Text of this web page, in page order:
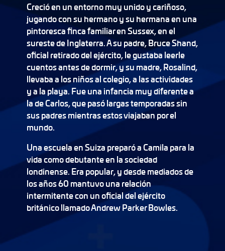
Creció en un entorno muy unido y cariñoso,
jugando con su hermano y su hermana en una
pintoresca finca familiar en Sussex, en el
sureste de Inglaterra. A su padre, Bruce Shand,
oficial retirado del ejército, le gustaba leerle
cuentos antes de dormir, y su madre, Rosalind,
llevaba a los niños al colegio, a las actividades
y a la playa. Fue una infancia muy diferente a
la de Carlos, que pasó largas temporadas sin
sus padres mientras estos viajaban por el
mundo.
Una escuela en Suiza preparó a Camila para la
vida como debutante en la sociedad
londinense. Era popular, y desde mediados de
los años 60 mantuvo una relación
intermitente con un oficial del ejército
británico llamado Andrew Parker Bowles.